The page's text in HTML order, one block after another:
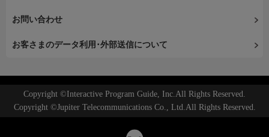
お問い合わせ
お客さまのデータ利用･外部送信について
Copyright ©Interactive Program Guide, Inc.All Rights Reserved.
Copyright ©Jupiter Telecommunications Co., Ltd.All Rights Reserved.